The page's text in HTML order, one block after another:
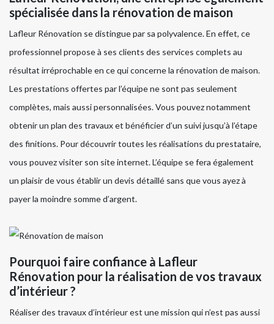
spécialisée dans la rénovation de maison
Lafleur Rénovation se distingue par sa polyvalence. En effet, ce
professionnel propose à ses clients des services complets au
résultat irréprochable en ce qui concerne la rénovation de maison.
Les prestations offertes par l’équipe ne sont pas seulement
complètes, mais aussi personnalisées. Vous pouvez notamment
obtenir un plan des travaux et bénéficier d’un suivi jusqu’à l’étape
des finitions. Pour découvrir toutes les réalisations du prestataire,
vous pouvez visiter son site internet. L’équipe se fera également
un plaisir de vous établir un devis détaillé sans que vous ayez à
payer la moindre somme d’argent.
Pourquoi faire confiance à Lafleur
Rénovation pour la réalisation de vos travaux
d’intérieur ?
Réaliser des travaux d’intérieur est une mission qui n’est pas aussi